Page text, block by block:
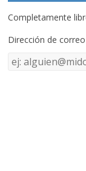
Completamente
Dirección de correo
Dirección
de